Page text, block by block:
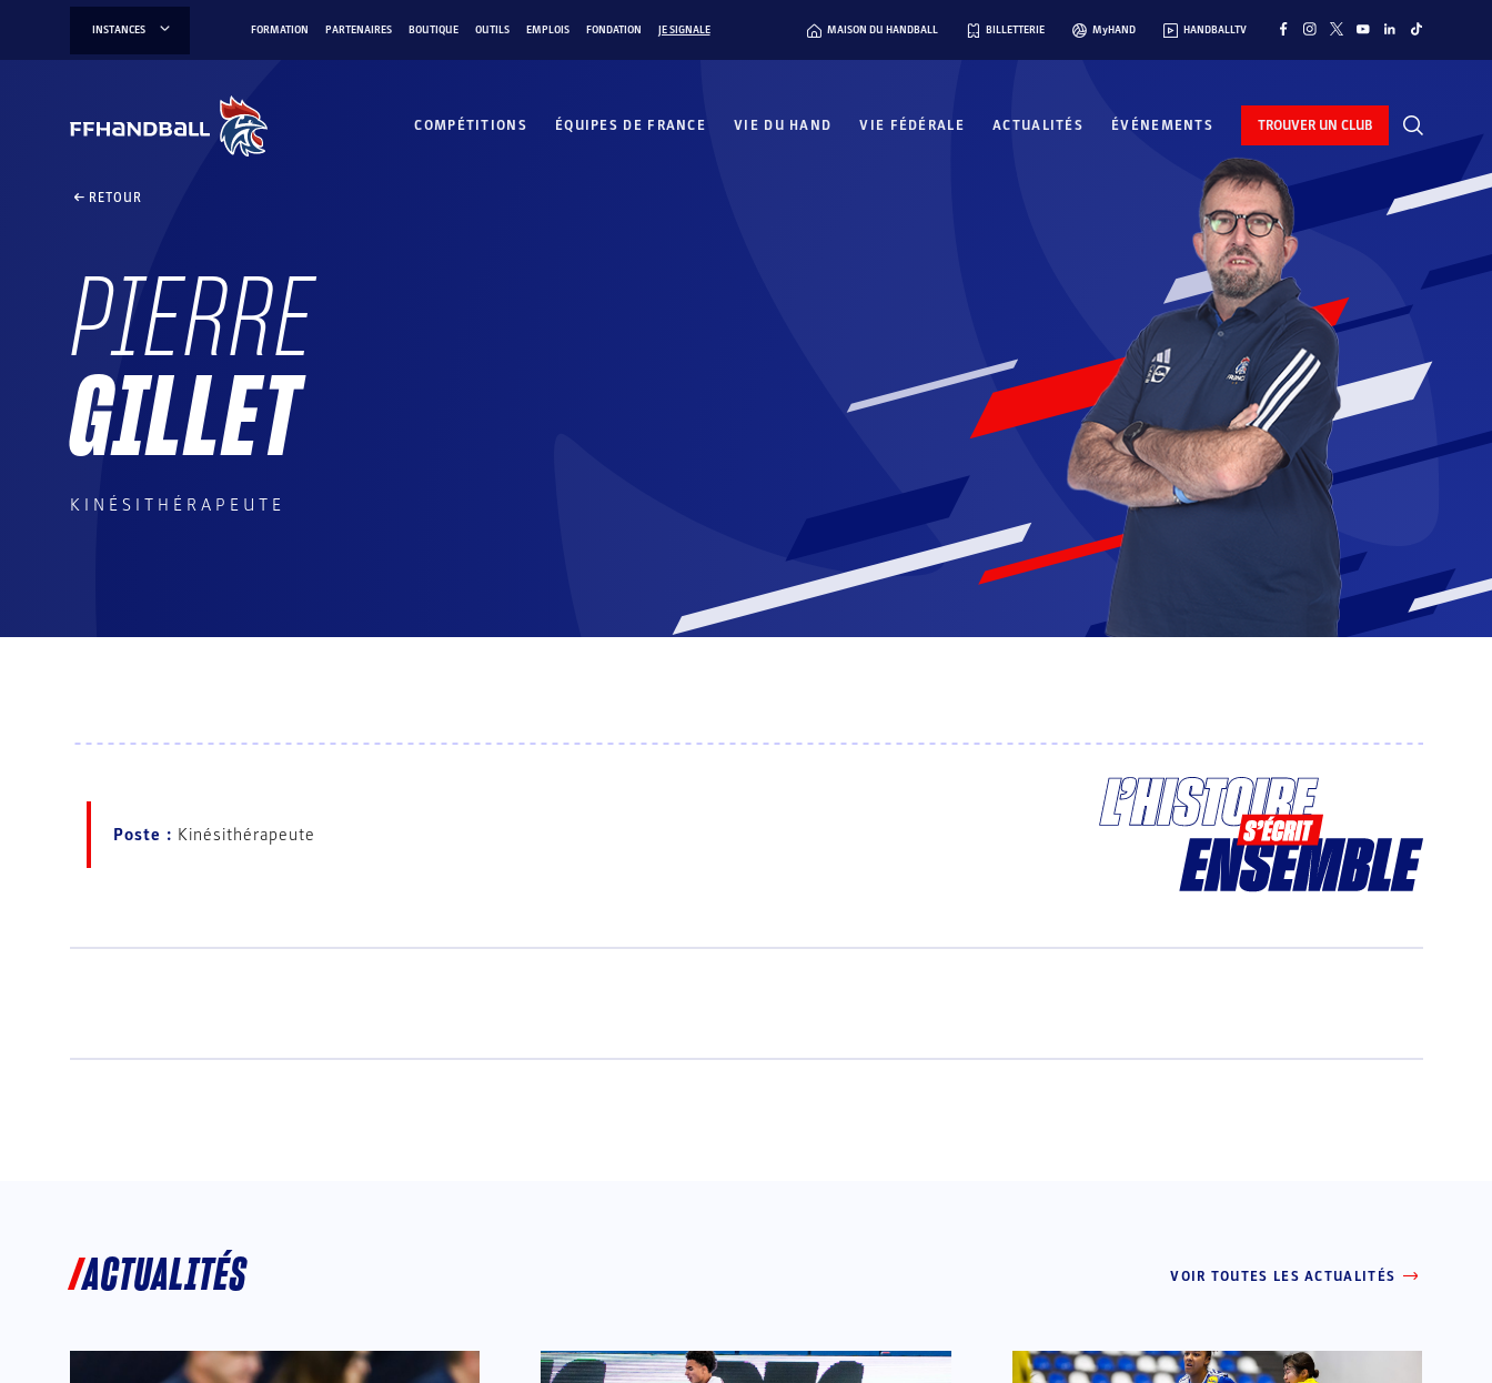
INSTANCES FORMATION PARTENAIRES BOUTIQUE OUTILS EMPLOIS FONDATION JE SIGNALE MAISON DU HANDBALL BILLETTERIE MyHAND HANDBALLTV
COMPÉTITIONS ÉQUIPES DE FRANCE VIE DU HAND VIE FÉDÉRALE ACTUALITÉS ÉVÉNEMENTS TROUVER UN CLUB
RETOUR
PIERRE
GILLET
KINÉSITHÉRAPEUTE
Poste : Kinésithérapeute
ACTUALITÉS VOIR TOUTES LES ACTUALITÉS